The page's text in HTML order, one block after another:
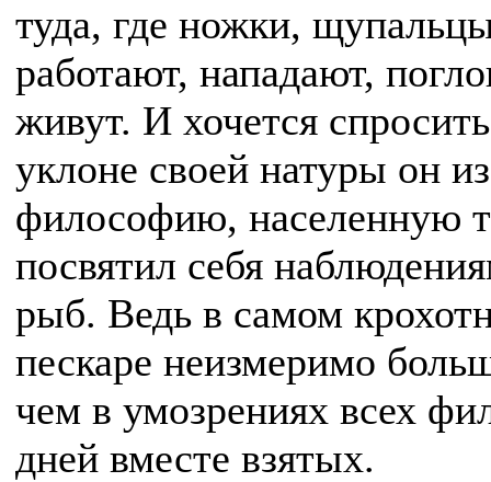
туда, где ножки,
работают, нападают,
живут. И хочется
уклоне своей натуры он
философию, населенную
посвятил себя
рыб. Ведь в самом
пескаре неизмеримо
чем в умозрениях всех
дней вместе взятых.